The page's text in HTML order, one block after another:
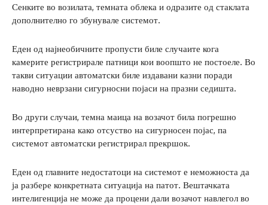
Сенките во возилата, темната облека и одразите од стаклата
дополнително го збунувале системот.
Еден од најнеобичните пропусти биле случаите кога
камерите регистрирале патници кои воопшто не постоеле. Во
такви ситуации автоматски биле издавани казни поради
наводно неврзани сигурносни појаси на празни седишта.
Во други случаи, темна маица на возачот била погрешно
интерпретирана како отсуство на сигурносен појас, па
системот автоматски регистрирал прекршок.
Еден од главните недостатоци на системот е неможноста да
ја разбере конкретната ситуација на патот. Вештачката
интелигенција не може да процени дали возачот навлегол во